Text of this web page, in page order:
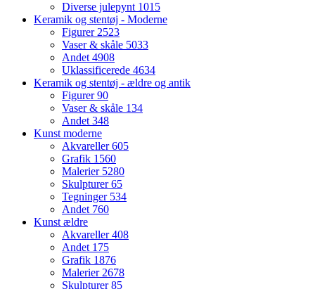
Diverse julepynt 1015
Keramik og stentøj - Moderne
Figurer 2523
Vaser & skåle 5033
Andet 4908
Uklassificerede 4634
Keramik og stentøj - ældre og antik
Figurer90
Vaser & skåle 134
Andet 348
Kunst moderne
Akvareller605
Grafik 1560
Malerier 5280
Skulpturer65
Tegninger 534
Andet 760
Kunst ældre
Akvareller408
Andet 175
Grafik 1876
Malerier 2678
Skulpturer85